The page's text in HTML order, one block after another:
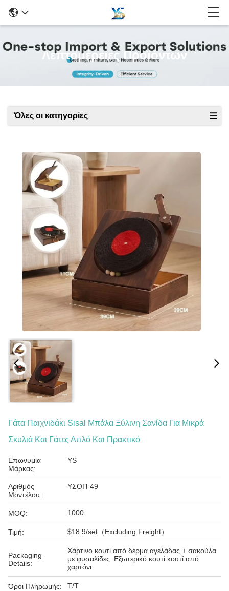
Λεπτομέρειες Προϊόντων
Όλες οι κατηγορίες
Γάτα Παιχνιδάκι Sisal Μπάλα Ξύλινη Σανίδα Για Μικρά
Σκυλιά Και Γάτες Απλό Και Πρακτικό
Επωνυμία
Μάρκας:
YS
Αριθμός
Μοντέλου:
ΥΣΟΠ-49
MOQ: 1000
Τιμή: $18.9/set（Excluding Freight）
Packaging
Details:
Χάρτινο κουτί από δέρμα αγελάδας + σακούλα
με φυσαλίδες. Εξωτερικό κουτί κουτί από
χαρτόνι
Όροι Πληρωμής: T/T